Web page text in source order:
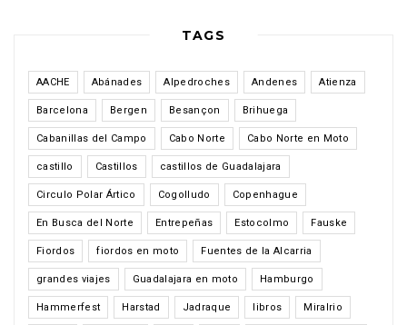
TAGS
AACHE Abánades Alpedroches Andenes Atienza
Barcelona Bergen Besançon Brihuega
Cabanillas del Campo Cabo Norte Cabo Norte en Moto
castillo Castillos castillos de Guadalajara
Circulo Polar Ártico Cogolludo Copenhague
En Busca del Norte Entrepeñas Estocolmo Fauske
Fiordos fiordos en moto Fuentes de la Alcarria
grandes viajes Guadalajara en moto Hamburgo
Hammerfest Harstad Jadraque libros Miralrio